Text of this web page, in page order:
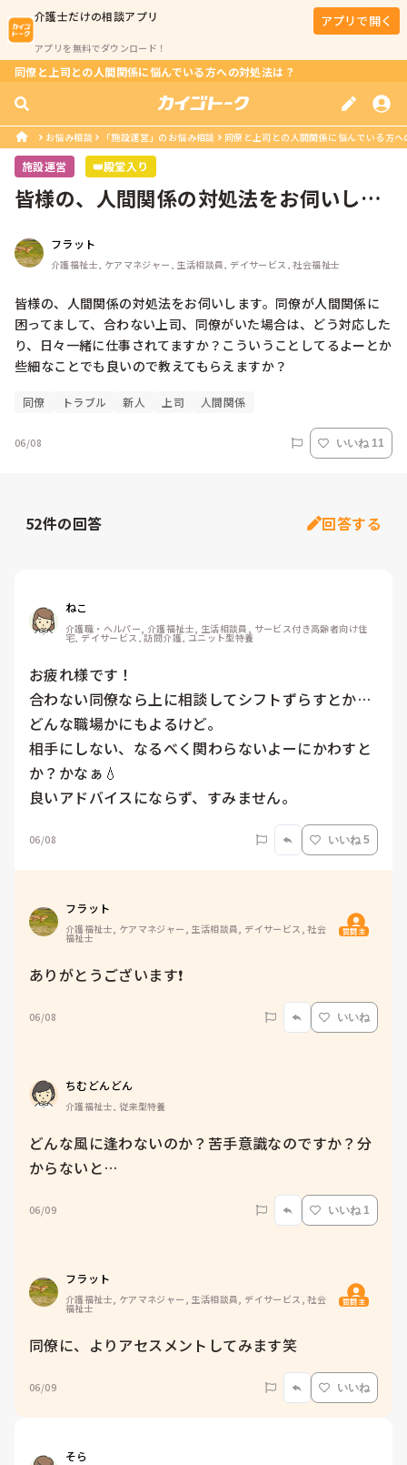
介護士だけの相談アプリ
アプリを無料でダウンロード！
アプリで開く
同僚と上司との人間関係に悩んでいる方への対処法は？
お悩み相談 「施設運営」のお悩み相談 同僚と上司との人間関係に悩んでいる方
施設運営 👑殿堂入り
皆様の、人間関係の対処法をお伺いしま
フラット
介護福祉士, ケアマネジャー, 生活相談員, デイサービス, 社会福祉士
皆様の、人間関係の対処法をお伺いします。同僚が人間関係に
困ってまして、合わない上司、同僚がいた場合は、どう対応した
り、日々一緒に仕事されてますか？こういうことしてるよーとか
些細なことでも良いので教えてもらえますか？
同僚 トラブル 新人 上司 人間関係
06/08 いいね 11
52件の回答 回答する
ねこ
介護職・ヘルパー, 介護福祉士, 生活相談員, サービス付き高齢者向け住
宅, デイサービス, 訪問介護, ユニット型特養
お疲れ様です！
合わない同僚なら上に相談してシフトずらすとか…
どんな職場かにもよるけど。
相手にしない、なるべく関わらないよーにかわすと
か？かなぁ💧
良いアドバイスにならず、すみません。
06/08 いいね 5
フラット
介護福祉士, ケアマネジャー, 生活相談員, デイサービス, 社会
福祉士 質問主
ありがとうございます❗
06/08 いいね
ちむどんどん
介護福祉士, 従来型特養
どんな風に逢わないのか？苦手意識なのですか？分
からないと…
06/09 いいね 1
フラット
介護福祉士, ケアマネジャー, 生活相談員, デイサービス, 社会
福祉士 質問主
同僚に、よりアセスメントしてみます笑
06/09 いいね
そら